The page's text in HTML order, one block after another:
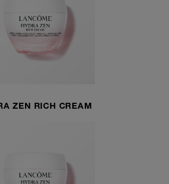
ZEN RICH CREAM